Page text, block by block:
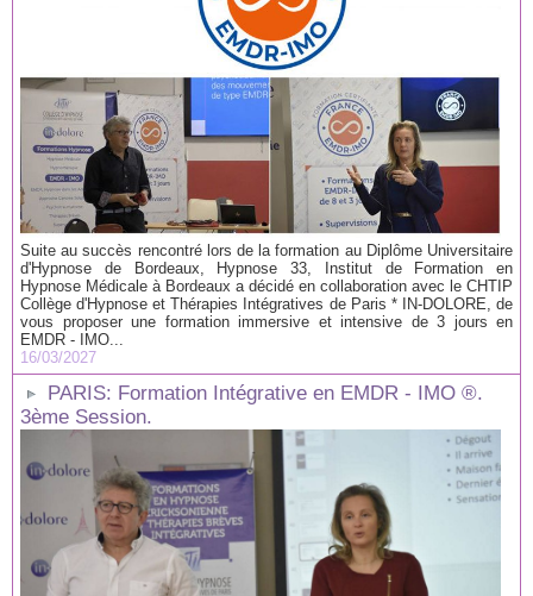
Suite au succès rencontré lors de la formation au Diplôme Universitaire
d'Hypnose de Bordeaux, Hypnose 33, Institut de Formation en
Hypnose Médicale à Bordeaux a décidé en collaboration avec le CHTIP
Collège d'Hypnose et Thérapies Intégratives de Paris * IN-DOLORE, de
vous proposer une formation immersive et intensive de 3 jours en
EMDR - IMO...
16/03/2027
PARIS: Formation Intégrative en EMDR - IMO ®.
3ème Session.